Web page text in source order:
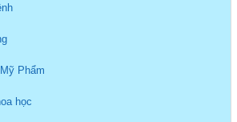
Phẩm
học